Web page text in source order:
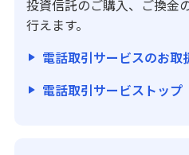
投資信託のご購入、ご換金
行えます。
電話取引サービスのお取
電話取引サービストップ